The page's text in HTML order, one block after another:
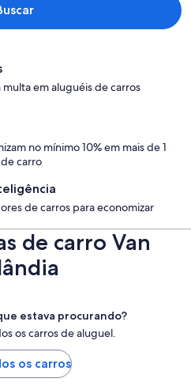
em aluguéis de carros
no mínimo 10% em mais de 1
carro
de carros para economizar
de carro Van
estava procurando?
os carros de aluguel.
os carros